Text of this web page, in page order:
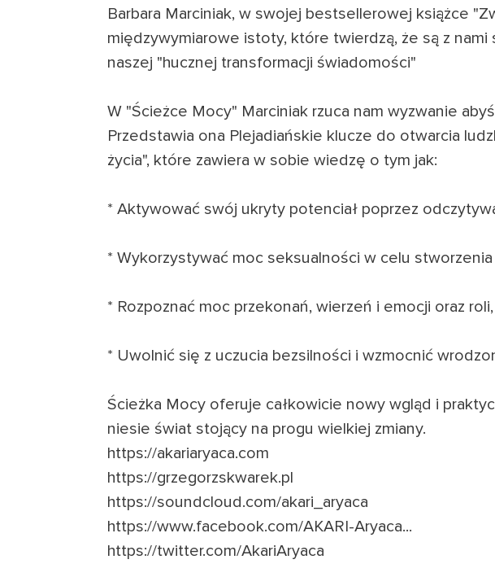
Barbara Marciniak, w swojej bestsellerowej książce
międzywymiarowe istoty, które twierdzą, że są z
naszej "hucznej transformacji świadomości"
W "Ścieżce Mocy" Marciniak rzuca nam wyzwanie
Przedstawia ona Plejadiańskie klucze do otwarcia
życia", które zawiera w sobie wiedzę o tym jak:
* Aktywować swój ukryty potenciał poprzez
* Wykorzystywać moc seksualności w celu
* Rozpoznać moc przekonań, wierzeń i emocji oraz
* Uwolnić się z uczucia bezsilności i wzmocnić
Ścieżka Mocy oferuje całkowicie nowy wgląd i
niesie świat stojący na progu wielkiej zmiany.
https://akariaryaca.com
https://grzegorzskwarek.pl
https://soundcloud.com/akari_aryaca
https://www.facebook.com/AKARI-Aryaca...
https://twitter.com/AkariAryaca